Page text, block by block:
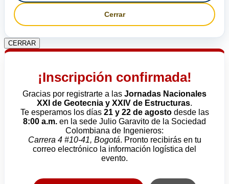
Cerrar
CERRAR
¡Inscripción confirmada!
Gracias por registrarte a las Jornadas Nacionales
XXI de Geotecnia y XXIV de Estructuras.
Te esperamos los días 21 y 22 de agostodesde las
8:00 a.m. en la sede Julio Garavito de la Sociedad
Colombiana de Ingenieros:
Carrera 4 #10-41, Bogotá. Pronto recibirás en tu
correo electrónico la información logística del
evento.